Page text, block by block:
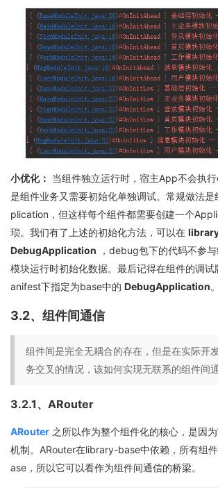
小优化： 当组件独立运行时，宿主App不会执
是组件业务又需要初始化单独调试。常规做法
plication，但这样每个组件都需要创建一个
琐。我们有了上述的初始化方法，可以在
DebugApplication ，debug包下的代码不参
模块运行时初始化数据。最后记得在组件的调
anifest下指定为base中的 DebugApplication。
3.2、组件间通信
组件间是完全无耦合的存在，但是在实际开
务交叉的情况，该如何实现无联系的组件间
3.2.1、ARouter
ARouter 之所以作为整个组件化的核心，是因
机制。ARouter在library-base中依赖，所有组
ase，所以它可以看作为组件间通信的桥梁。